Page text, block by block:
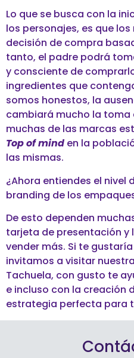
Lo que se busca con la
los personajes, es que
decisión de compra
tanto, el padre podrá
y consciente de
ingredientes que
somos honestos, la
cambiará mucho la toma
muchas de las marcas
Top of mind en la
las mismas.
¿Ahora entiendes el nivel
branding de los
De esto dependen
tarjeta de presentación y
vender más. Si te
invitamos a visitar
Tachuela, con gusto te
e incluso con la creación
estrategia perfecta para